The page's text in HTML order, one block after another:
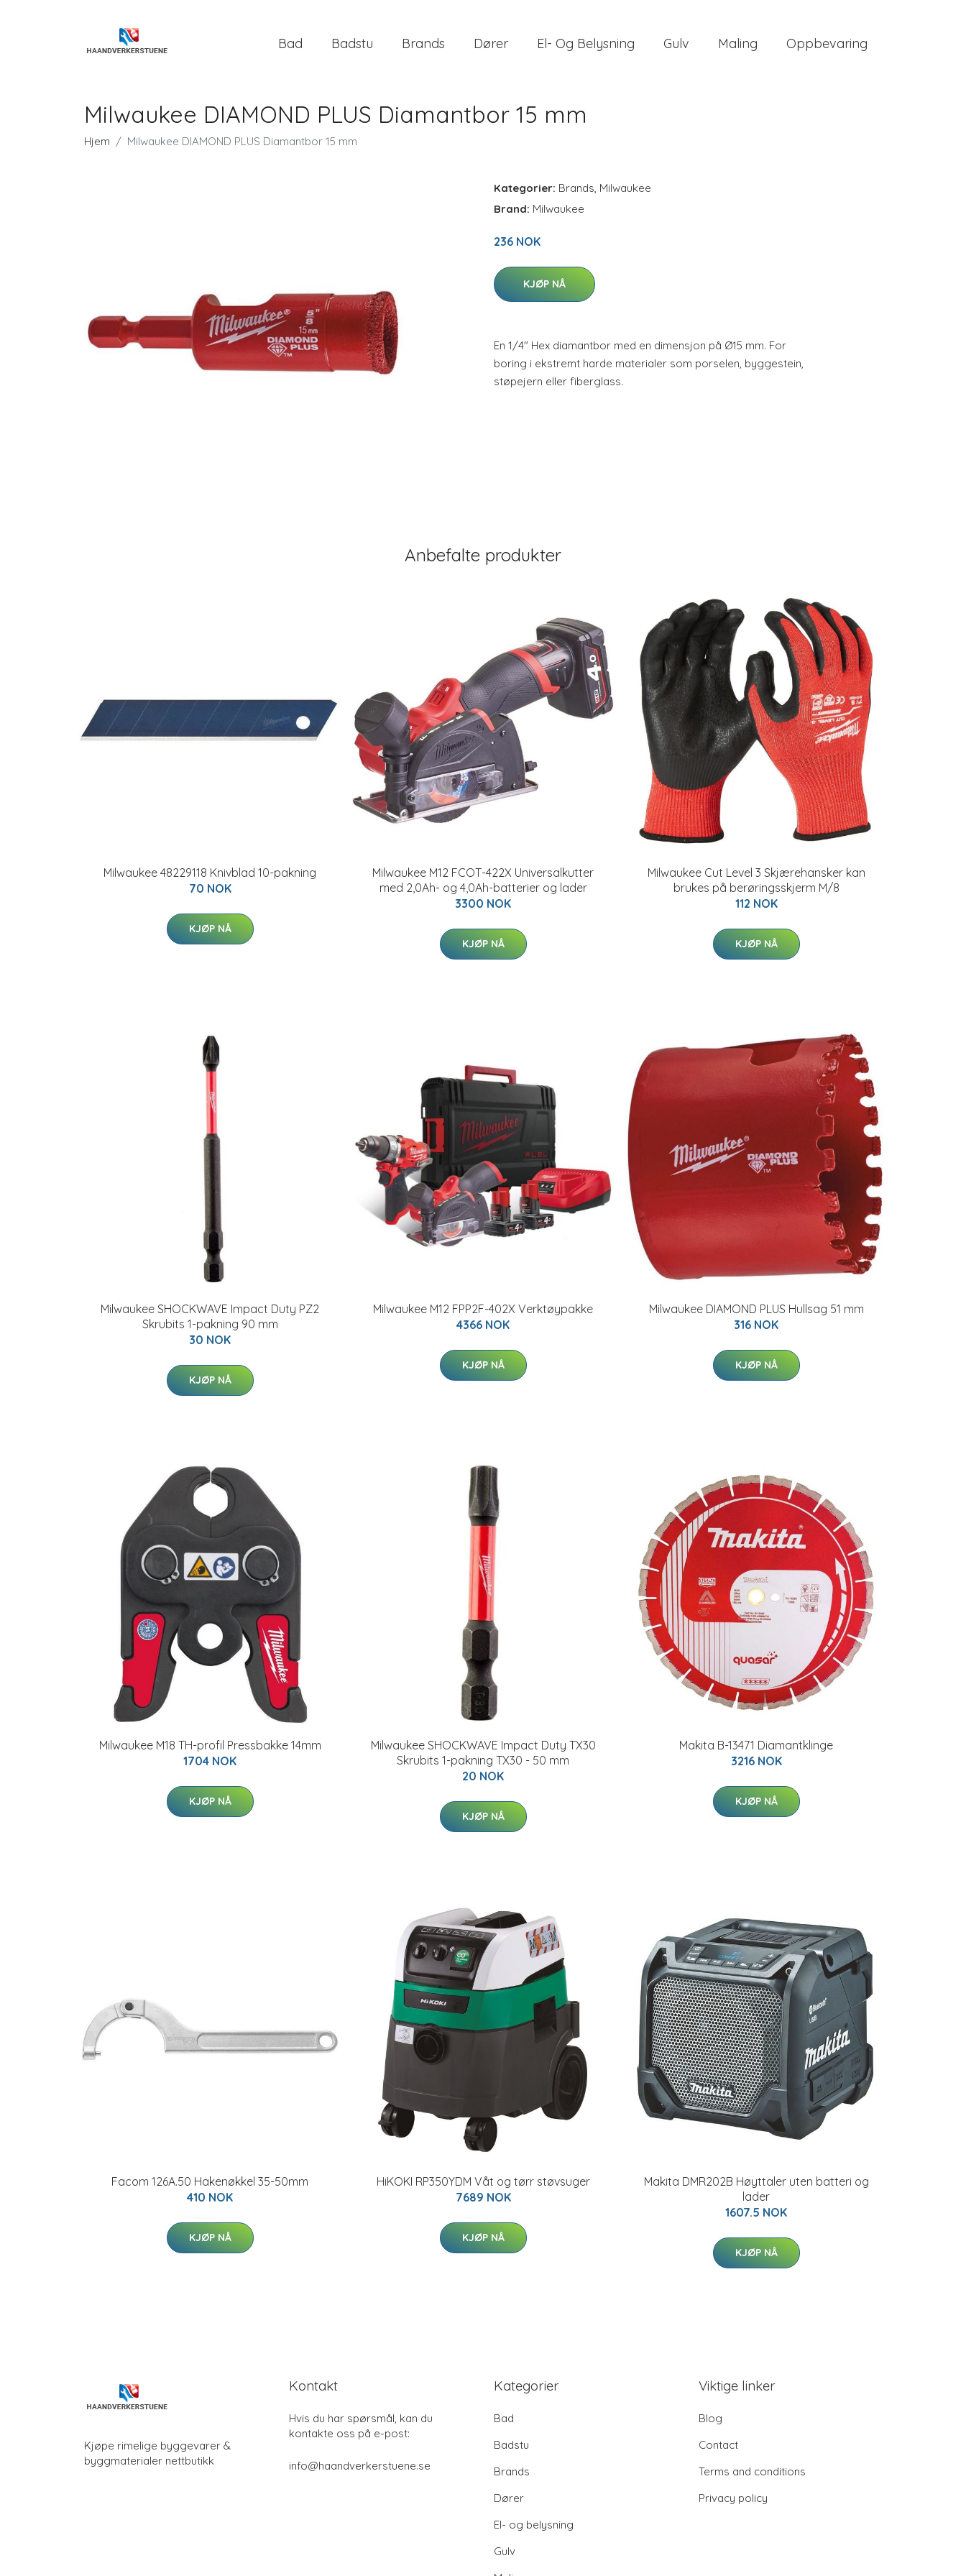
Bad Badstu Brands Dører El- Og Belysning Gulv Maling Oppbevaring
Milwaukee DIAMOND PLUS Diamantbor 15 mm
Hjem Milwaukee DIAMOND PLUS Diamantbor 15 mm
Kategorier: Brands, Milwaukee
Brand: Milwaukee
236 NOK
KJØP NÅ
En 1/4" Hex diamantbor med en dimensjon på Ø15 mm. For
boring i ekstremt harde materialer som porselen, byggestein,
støpejern eller fiberglass.
Anbefalte produkter
Milwaukee 48229118 Knivblad 10-pakning
70 NOK
KJØP NÅ
Milwaukee M12 FCOT-422X Universalkutter
med 2,0Ah- og 4,0Ah-batterier og lader
3300 NOK
KJØP NÅ
Milwaukee Cut Level 3 Skjærehansker kan
brukes på berøringsskjerm M/8
112 NOK
KJØP NÅ
Milwaukee SHOCKWAVE Impact Duty PZ2
Skrubits 1-pakning 90 mm
30 NOK
KJØP NÅ
Milwaukee M12 FPP2F-402X Verktøypakke
4366 NOK
KJØP NÅ
Milwaukee DIAMOND PLUS Hullsag 51 mm
316 NOK
KJØP NÅ
Milwaukee M18 TH-profil Pressbakke 14mm
1704 NOK
KJØP NÅ
Milwaukee SHOCKWAVE Impact Duty TX30
Skrubits 1-pakning TX30 - 50 mm
20 NOK
KJØP NÅ
Makita B-13471 Diamantklinge
3216 NOK
KJØP NÅ
Facom 126A.50 Hakenøkkel 35-50mm
410 NOK
KJØP NÅ
HiKOKI RP350YDM Våt og tørr støvsuger
7689 NOK
KJØP NÅ
Makita DMR202B Høyttaler uten batteri og
lader
1607.5 NOK
KJØP NÅ
Kjøpe rimelige byggevarer &
byggmaterialer nettbutikk
Kontakt
Hvis du har spørsmål, kan du
kontakte oss på e-post:
info@haandverkerstuene.se
Kategorier
Bad
Badstu
Brands
Dører
El- og belysning
Gulv
Viktige linker
Blog
Contact
Terms and conditions
Privacy policy